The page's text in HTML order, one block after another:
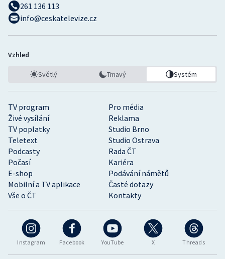
Instagram Facebook YouTube X Threads
TV program
Pro média
Živé vysílání
Reklama
TV poplatky
Studio Brno
Teletext
Studio Ostrava
Podcasty
Rada ČT
Počasí
Kariéra
E-shop
Podávání námětů
Mobilní a TV aplikace
Časté dotazy
Vše o ČT
Kontakty
261 136 113
info@ceskatelevize.cz
Vzhled
Světlý Tmavý Systém